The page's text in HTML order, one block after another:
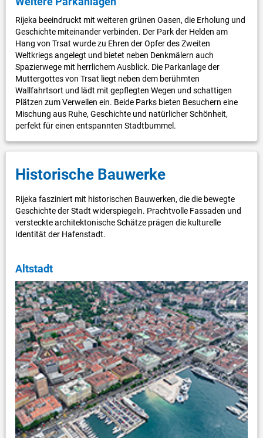
Rijeka beeindruckt mit weiteren grünen Oasen, die Erholung und
Geschichte miteinander verbinden. Der Park der Helden am
Hang von Trsat wurde zu Ehren der Opfer des Zweiten
Weltkriegs angelegt und bietet neben Denkmälern auch
Spazierwege mit herrlichem Ausblick. Die Parkanlage der
Muttergottes von Trsat liegt neben dem berühmten
Wallfahrtsort und lädt mit gepflegten Wegen und schattigen
Plätzen zum Verweilen ein. Beide Parks bieten Besuchern eine
Mischung aus Ruhe, Geschichte und natürlicher Schönheit,
perfekt für einen entspannten Stadtbummel.
Historische Bauwerke
Rijeka fasziniert mit historischen Bauwerken, die die bewegte
Geschichte der Stadt widerspiegeln. Prachtvolle Fassaden und
versteckte architektonische Schätze prägen die kulturelle
Identität der Hafenstadt.
Altstadt